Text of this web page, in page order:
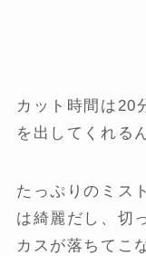
カット時間は20
を出してくれる
たっぷりのミス
は綺麗だし、切
カスが落ちてこ